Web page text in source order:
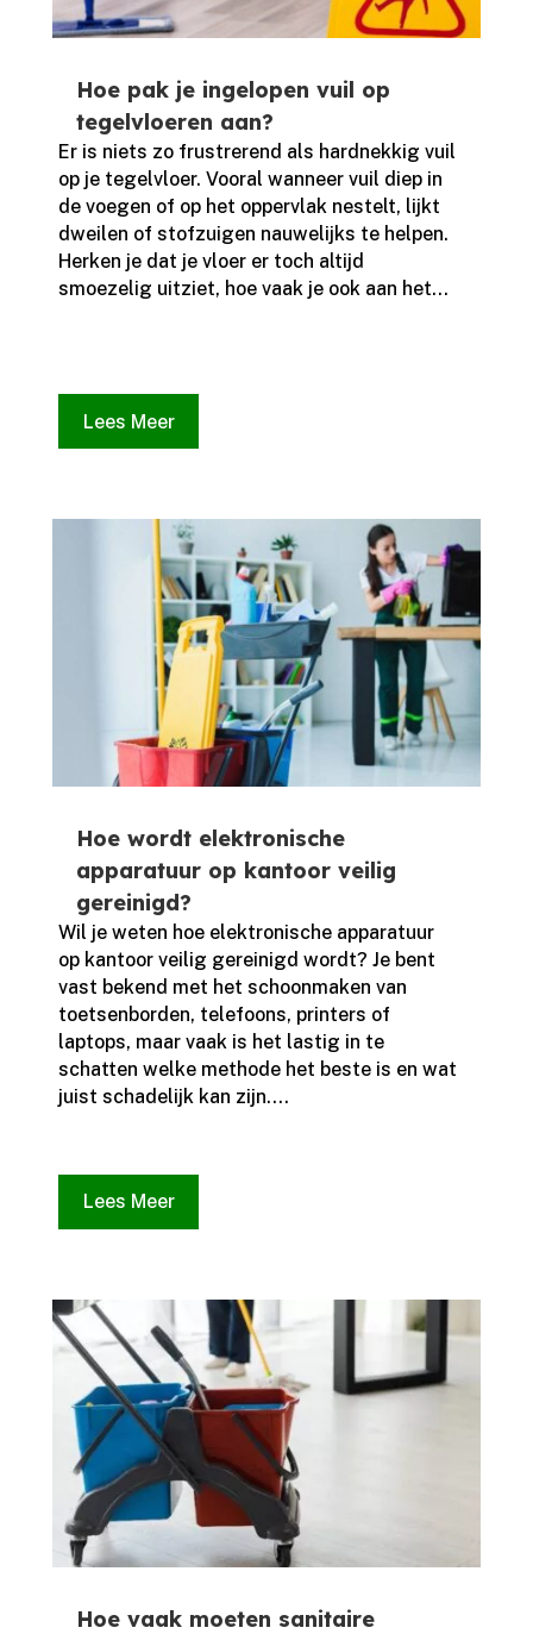
Hoe pak je ingelopen vuil op
tegelvloeren aan?
Er is niets zo frustrerend als hardnekkig vuil
op je tegelvloer.​ Vooral wanneer vuil diep in
de voegen of op het oppervlak nestelt, lijkt
dweilen of stofzuigen nauwelijks te helpen.​
Herken je dat je vloer er toch altijd
smoezelig uitziet, hoe vaak je ook aan het...
Lees Meer
Hoe wordt elektronische
apparatuur op kantoor veilig
gereinigd?
Wil je weten hoe elektronische apparatuur
op kantoor veilig gereinigd wordt? Je bent
vast bekend met het schoonmaken van
toetsenborden, telefoons, printers of
laptops, maar vaak is het lastig in te
schatten welke methode het beste is en wat
juist schadelijk kan zijn.​...
Lees Meer
Hoe vaak moeten sanitaire